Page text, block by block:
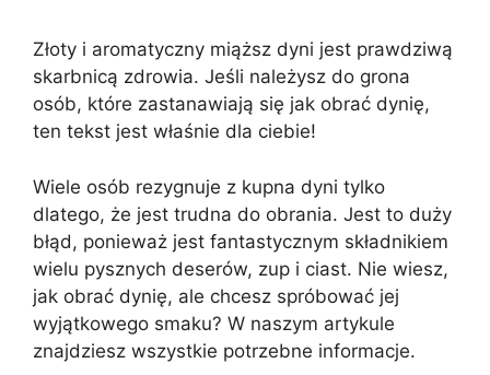
Złoty i aromatyczny miąższ dyni jest prawdziwą
skarbnicą zdrowia. Jeśli należysz do grona
osób, które zastanawiają się jak obrać dynię,
ten tekst jest właśnie dla ciebie!
Wiele osób rezygnuje z kupna dyni tylko
dlatego, że jest trudna do obrania. Jest to duży
błąd, ponieważ jest fantastycznym składnikiem
wielu pysznych deserów, zup i ciast. Nie wiesz,
jak obrać dynię, ale chcesz spróbować jej
wyjątkowego smaku? W naszym artykule
znajdziesz wszystkie potrzebne informacje.